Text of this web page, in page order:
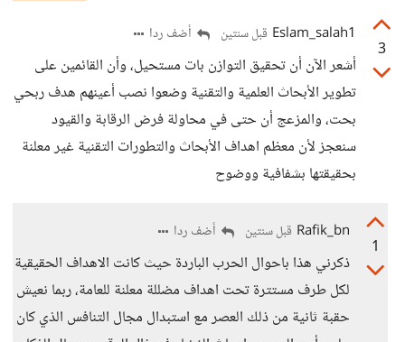
3
Eslam_salah1 قبل سنتين أضف ردا
أشعر الآن أن تحقيق التوازن بات مستحيل، وأن القائمين على
تطوير الأبحاث العلمية والتقنية وضعوا نصب أعينهم هدف ربحي
بحت، والمزعج أن حتى في محاولة فرض الرقابة والقيود
سنعجز لأن معظم اهداف الأبحاث والتطورات التقنية غير معلنة
بحقيقتها بشفافية ووضوح
1
Rafik_bn قبل سنتين أضف ردا
ذكرني هذا باحوال الحرب الباردة حيث كانت الاهداف الحقيقية
لكل طرف مستترة تحت اهداف مضللة معلنة للعامة، ربما نعيش
حقبة ثانية من ذلك العصر مع استبدال مجال التنافس الذي كان